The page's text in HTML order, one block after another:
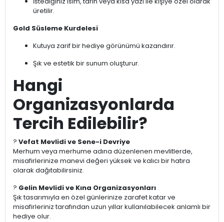
üretilir.
Gold Süsleme Kurdelesi
Kutuya zarif bir hediye görünümü kazandırır.
Şık ve estetik bir sunum oluşturur.
Hangi
Organizasyonlarda
Tercih Edilebilir?
? Vefat Mevlidi ve Sene-i Devriye
Merhum veya merhume adına düzenlenen mevlitlerde,
misafirlerinize manevi değeri yüksek ve kalıcı bir hatıra
olarak dağıtabilirsiniz.
? Gelin Mevlidi ve Kına Organizasyonları
Şık tasarımıyla en özel günlerinize zarafet katar ve
misafirleriniz tarafından uzun yıllar kullanılabilecek anlamlı bir
hediye olur.